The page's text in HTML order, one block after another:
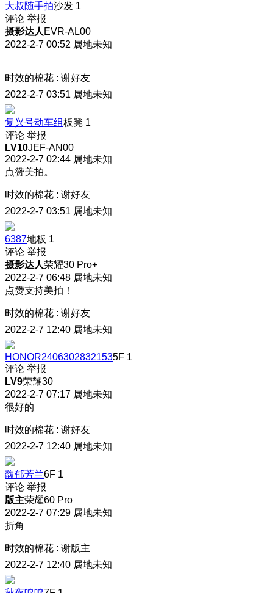
大叔随手拍沙发 1
评论 举报
摄影达人 EVR-AL00
2022-2-7 00:52 属地未知
时效的棉花 : 谢好友
2022-2-7 03:51 属地未知
复兴号动车组板凳 1
评论 举报
LV10JEF-AN00
2022-2-7 02:44 属地未知
点赞美拍。
时效的棉花 : 谢好友
2022-2-7 03:51 属地未知
6387地板 1
评论 举报
摄影达人荣耀30 Pro+
2022-2-7 06:48 属地未知
点赞支持美拍！
时效的棉花 : 谢好友
2022-2-7 12:40 属地未知
HONOR24063028321535F 1
评论 举报
LV9荣耀30
2022-2-7 07:17 属地未知
很好的
时效的棉花 : 谢好友
2022-2-7 12:40 属地未知
馥郁芳兰6F 1
评论 举报
版主荣耀60 Pro
2022-2-7 07:29 属地未知
折角
时效的棉花 : 谢版主
2022-2-7 12:40 属地未知